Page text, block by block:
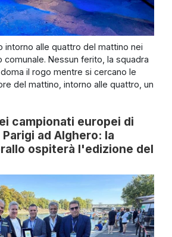
intorno alle quattro del mattino nei
Nessun ferito, la squadra
il rogo mentre si cercano le
del mattino, intorno alle quattro, un
campionati europei di
ad Alghero: la
ospiterà l'edizione del